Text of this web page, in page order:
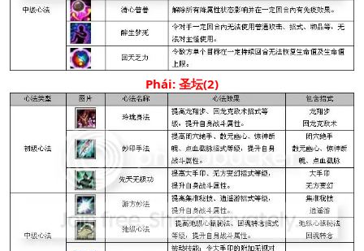
Phái: 圣坛(2)